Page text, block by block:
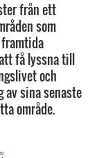
från ett
som
få lyssna till
och
av sina senaste
område.